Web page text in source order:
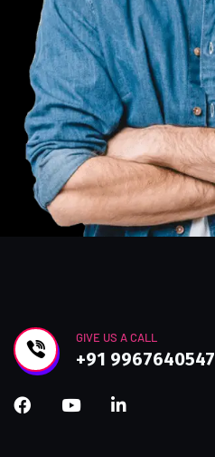
GIVE US A CALL
+91 9967640547